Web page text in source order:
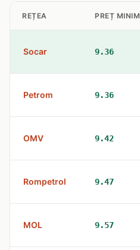
REȚEA PREȚ MINIM
Socar 9.36
Petrom 9.36
OMV 9.42
Rompetrol 9.47
MOL 9.57